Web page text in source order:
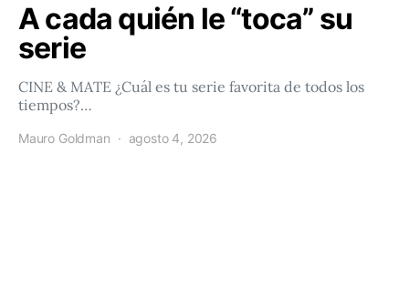
A cada quién le “toca” su
serie
CINE & MATE ¿Cuál es tu serie favorita de todos los
tiempos?…
Mauro Goldman agosto 4, 2026